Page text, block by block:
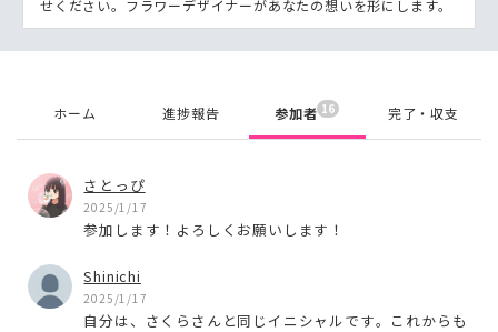
せください。フラワーデザイナーがあなたの想いを形にします。
ホーム 進捗報告 参加者 16 完了・収支
さとっぴ
2025/1/17
参加します！よろしくお願いします！
Shinichi
2025/1/17
自分は、さくらさんと同じイニシャルです。これからも